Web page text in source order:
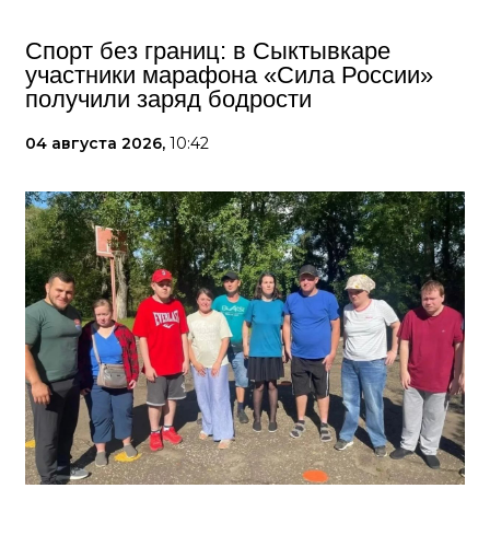
Спорт без границ: в Сыктывкаре
участники марафона «Сила России»
получили заряд бодрости
04 августа 2026, 10:42